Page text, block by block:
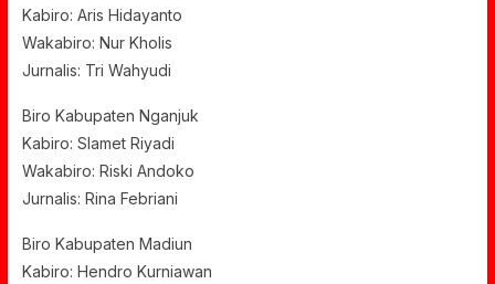
Kabiro: Aris Hidayanto
Wakabiro: Nur Kholis
Jurnalis: Tri Wahyudi
Biro Kabupaten Nganjuk
Kabiro: Slamet Riyadi
Wakabiro: Riski Andoko
Jurnalis: Rina Febriani
Biro Kabupaten Madiun
Kabiro: Hendro Kurniawan